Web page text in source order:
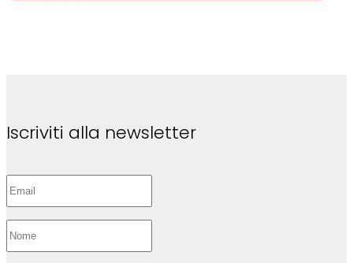
Iscriviti alla newsletter